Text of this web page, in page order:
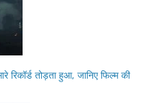
रिकॉर्ड तोड़ता हुआ, जानिए फिल्म की